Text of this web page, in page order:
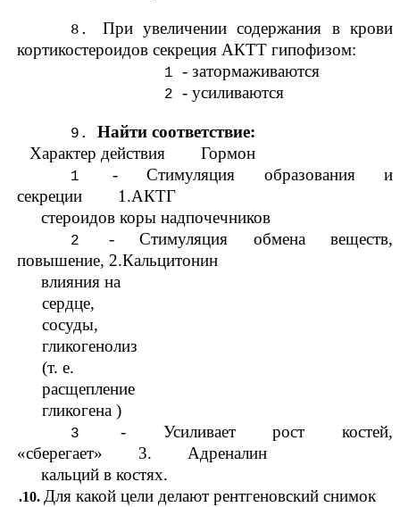
При увеличении содержания в крови
кортикостероидов секреция АКТТ гипофизом:
- затормаживаются
- усиливаются
Найти соответствие:
Характер действия Гормон
- Стимуляция образования и
секреции 1.АКТГ
стероидов коры надпочечников
- Стимуляция обмена веществ,
повышение, 2.Кальцитонин
влияния на
сердце,
сосуды,
гликогенолиз
(т. е.
расщепление
гликогена )
- Усиливает рост костей,
«сберегает» 3. Адреналин
кальций в костях.
.10. Для какой цели делают рентгеновский снимок